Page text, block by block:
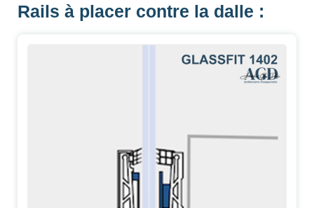
Rails à placer contre la dalle :